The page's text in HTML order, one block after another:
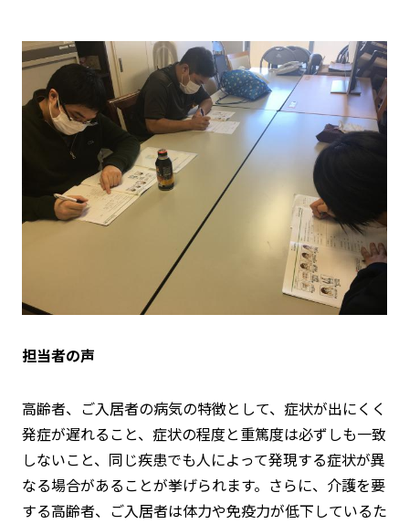
担当者の声
高齢者、ご入居者の病気の特徴として、症状が出にくく
発症が遅れること、症状の程度と重篤度は必ずしも一致
しないこと、同じ疾患でも人によって発現する症状が異
なる場合があることが挙げられます。さらに、介護を要
する高齢者、ご入居者は体力や免疫力が低下しているた